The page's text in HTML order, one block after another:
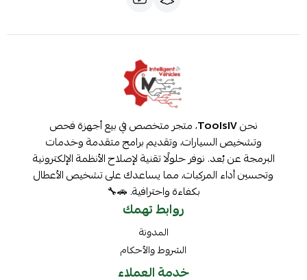
نحنToolsIV، متجر متخصص في بيع أجهزة فحص
وتشخيص السيارات، وتقديم برامج متقدمة وخدمات
البرمجة عن بُعد. نوفر حلولًا تقنية لإصلاح الأنظمة الإلكترونية
وتحسين أداء المركبات، مما يساعدك على تشخيص الأعطال
بكفاءة واحترافية. 🚗🔧
روابط تهمك
المدونة
الشروط والأحكام
خدمة العملاء